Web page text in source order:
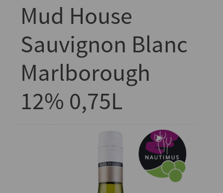
Mud House
Sauvignon Blanc
Marlborough
12% 0,75L